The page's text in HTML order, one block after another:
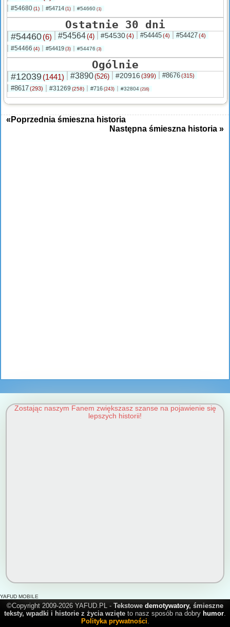
#54680(1) #54714 (1) #54660 (1)
Ostatnie 30 dni
#54460(6) #54564(4) #54530(4) #54445(4) #54427(4)
#54466 (4) #54419 (3) #54476 (3)
Ogólnie
#12039(1441) #3890(526) #20916 (399) #8676(315)
#8617(293) #31269 (258) #716 (243) #32804 (216)
«Poprzednia śmieszna historia
Następna śmieszna historia »
Zostając naszym Fanem zwiększasz szanse na pojawienie się
lepszych historii!
YAFUD MOBILE
©Copyright 2009-2026 YAFUD.PL - Tekstowe demotywatory, śmieszne
teksty, wpadki i historie z życia wzięte to nasz sposób na dobry humor.
Polityka prywatności.